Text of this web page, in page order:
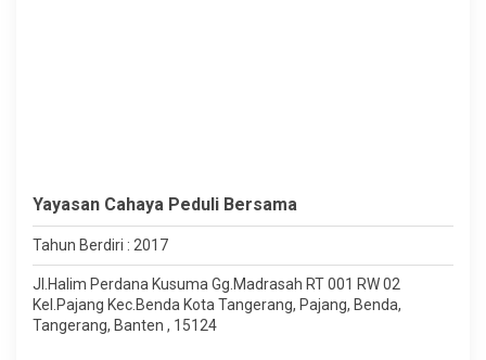
Yayasan Cahaya Peduli Bersama
Tahun Berdiri : 2017
Jl.Halim Perdana Kusuma Gg.Madrasah RT 001 RW 02
Kel.Pajang Kec.Benda Kota Tangerang, Pajang, Benda,
Tangerang, Banten , 15124